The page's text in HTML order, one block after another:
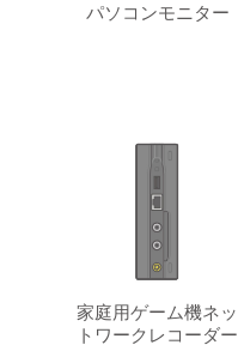
パソコンモニター
家庭用ゲーム機ネッ
トワークレコーダー